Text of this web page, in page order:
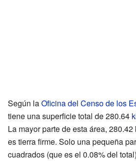
Según laOficina del Censo de los
tiene una superficie total de 280.64
La mayor parte de esta área,
es tierra firme. Solo una pequeña
cuadrados (que es el 0.08% del